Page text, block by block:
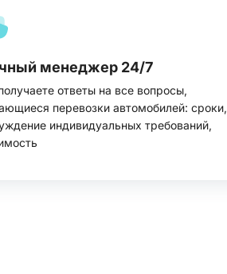
менеджер 24/7
перевозки автомобилей: сроки,
индивидуальных требований,